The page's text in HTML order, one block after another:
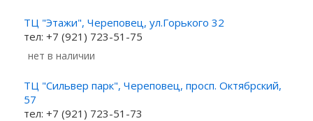
ТЦ "Этажи", Череповец, ул.Горького 32
тел: +7 (921) 723-51-75
Нет в наличии
ТЦ "Сильвер парк", Череповец, просп. Октябрский,
57
тел: +7 (921) 723-51-73